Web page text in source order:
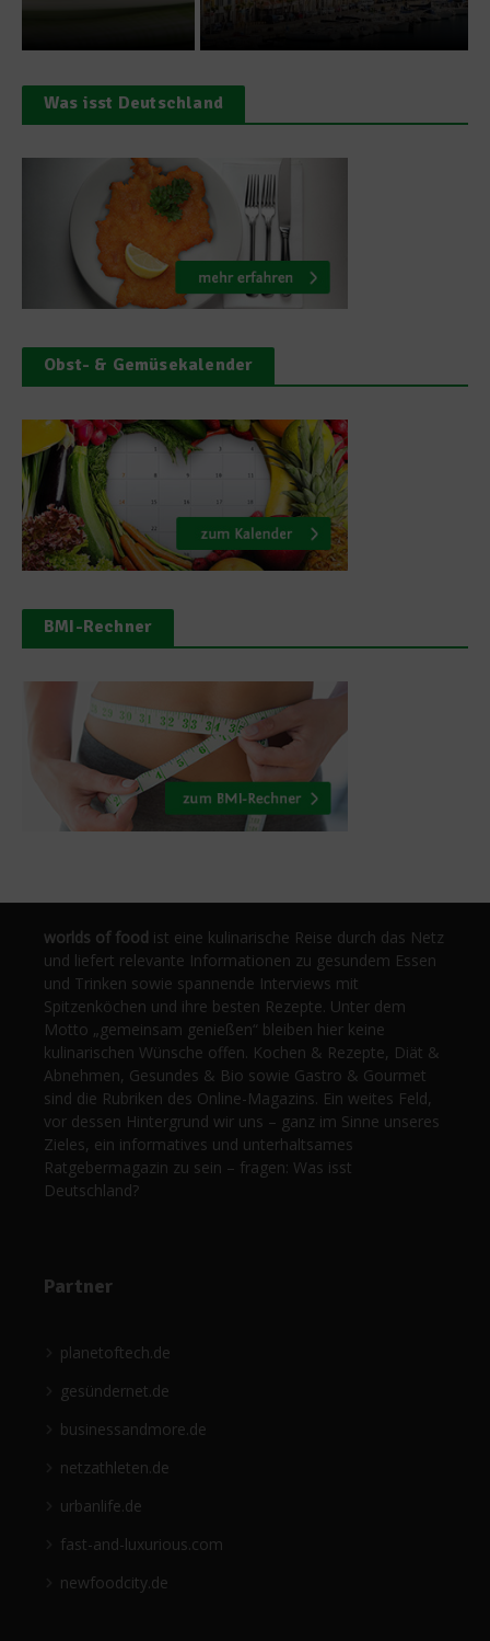
Was isst Deutschland
Obst- & Gemüsekalender
BMI-Rechner
worlds of food ist eine kulinarische Reise durch das Netz
und liefert relevante Informationen zu gesundem Essen
und Trinken sowie spannende Interviews mit
Spitzenköchen und ihre besten Rezepte. Unter dem
Motto „gemeinsam genießen“ bleiben hier keine
kulinarischen Wünsche offen. Kochen & Rezepte, Diät &
Abnehmen, Gesundes & Bio sowie Gastro & Gourmet
sind die Rubriken des Online-Magazins. Ein weites Feld,
vor dessen Hintergrund wir uns – ganz im Sinne unseres
Zieles, ein informatives und unterhaltsames
Ratgebermagazin zu sein – fragen: Was isst
Deutschland?
Partner
planetoftech.de
gesündernet.de
businessandmore.de
netzathleten.de
urbanlife.de
fast-and-luxurious.com
newfoodcity.de